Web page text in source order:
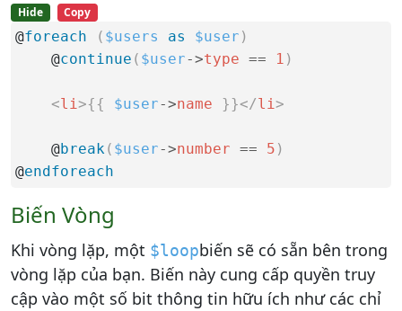
Hide Copy
@foreach ( $users as $user )
    @
continue ( $user->type == 1 )
<li>{{ $user->name }}</li>
    @
break( $user->number == 5 )
@endforeach
Biến Vòng
Khi vòng lặp, một $loopbiến sẽ có sẵn bên trong
vòng lặp của bạn. Biến này cung cấp quyền truy
cập vào một số bit thông tin hữu ích như các chỉ